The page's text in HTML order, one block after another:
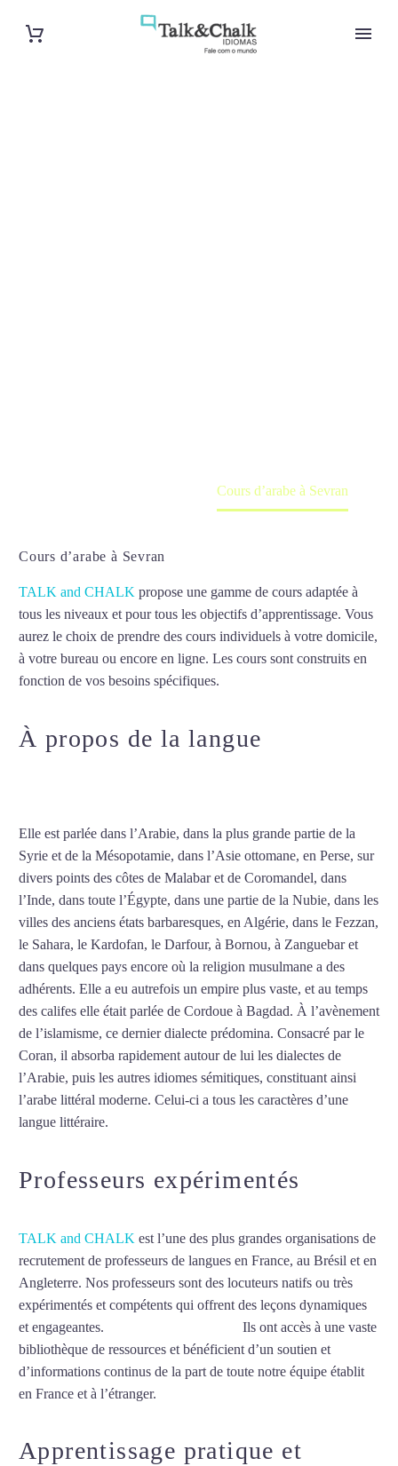
Cours d’arabe à Sevran
Cours d’arabe à Sevran
TALK and CHALK propose une gamme de cours adaptée à
tous les niveaux et pour tous les objectifs d’apprentissage. Vous
aurez le choix de prendre des cours individuels à votre domicile,
à votre bureau ou encore en ligne. Les cours sont construits en
fonction de vos besoins spécifiques.
À propos de la langue
Elle est parlée dans l’Arabie, dans la plus grande partie de la
Syrie et de la Mésopotamie, dans l’Asie ottomane, en Perse, sur
divers points des côtes de Malabar et de Coromandel, dans
l’Inde, dans toute l’Égypte, dans une partie de la Nubie, dans les
villes des anciens états barbaresques, en Algérie, dans le Fezzan,
le Sahara, le Kardofan, le Darfour, à Bornou, à Zanguebar et
dans quelques pays encore où la religion musulmane a des
adhérents. Elle a eu autrefois un empire plus vaste, et au temps
des califes elle était parlée de Cordoue à Bagdad. À l’avènement
de l’islamisme, ce dernier dialecte prédomina. Consacré par le
Coran, il absorba rapidement autour de lui les dialectes de
l’Arabie, puis les autres idiomes sémitiques, constituant ainsi
l’arabe littéral moderne. Celui-ci a tous les caractères d’une
langue littéraire.
Professeurs expérimentés
TALK and CHALK est l’une des plus grandes organisations de
recrutement de professeurs de langues en France, au Brésil et en
Angleterre. Nos professeurs sont des locuteurs natifs ou très
expérimentés et compétents qui offrent des leçons dynamiques
et engageantes.
Ils ont accès à une vaste
bibliothèque de ressources et bénéficient d’un soutien et
d’informations continus de la part de toute notre équipe établit
en France et à l’étranger.
Apprentissage pratique et